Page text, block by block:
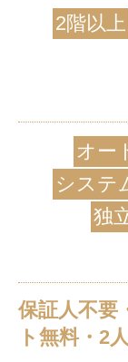
2階以上
オー
システ
独
保証人不要
ト無料・2